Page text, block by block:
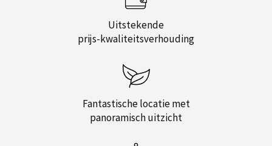
Uitstekende
prijs-kwaliteitsverhouding
Fantastische locatie met
panoramisch uitzicht